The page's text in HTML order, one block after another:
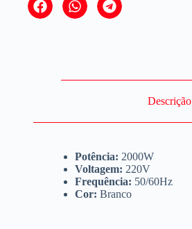
Descrição
Potência: 2000W
Voltagem: 220V
Frequência: 50/60Hz
Cor: Branco